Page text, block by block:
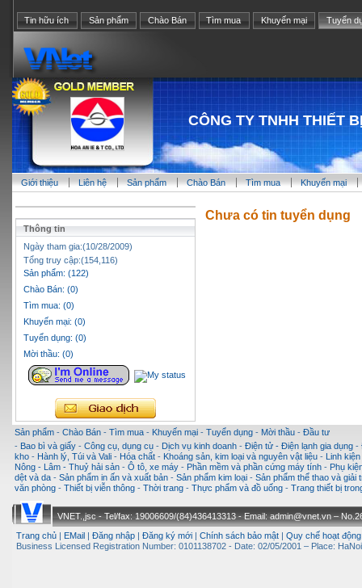
Tin hữu ích Sản phẩm Chào Bán Tìm mua Khuyến mại Tuyển
CÔNG TY TNHH THIẾT
Giới thiệu Liên hệ Sản phẩm Chào Bán Tìm mua Khuyến mại
Thông tin
Ngày tham gia:(10/28/2009)
Tổng truy cập:(154,116)
Sản phẩm: (122)
Chào Bán: (0)
Tìm mua: (0)
Khuyến mại: (0)
Tuyển dụng: (0)
Mời thầu: (0)
Chưa có tin tuyển dụng
Sản phẩm - Chào Bán - Tìm mua - Khuyến mại - Tuyển dụng - Mời thầu - Đầu tư
- Bao bì và giấy - Công cụ, dụng cụ - Dịch vụ kinh doanh - Điện tử - Điện lạnh gia dụng -
kho - Hành lý, Túi và Vali - Hóa chất - Khoáng sản, kim loại và nguyên vật liệu -
Linh
Nông - Lâm - Thuỷ hải sản - Ô tô, xe máy - Phần mềm và phần cứng máy tính - Phụ
dệt và da - Sản phẩm in ấn và xuất bản - Sản phẩm kim loại - Sản phẩm thể thao và giải
văn phòng - Thiết bị viễn thông - Thời trang - Thực phẩm và đồ uống - Trang thiết bị
VNET.,jsc - Tel/fax: 19006609/(84)436413313 - Email: admin@vnet.vn –
Trang chủ
EMail Đăng nhập Đăng ký mới Chính sách bảo mật Quy chế hoạt động
Business Licensed Registration Number: 0101138702 - Date: 02/05/2001 – Place: